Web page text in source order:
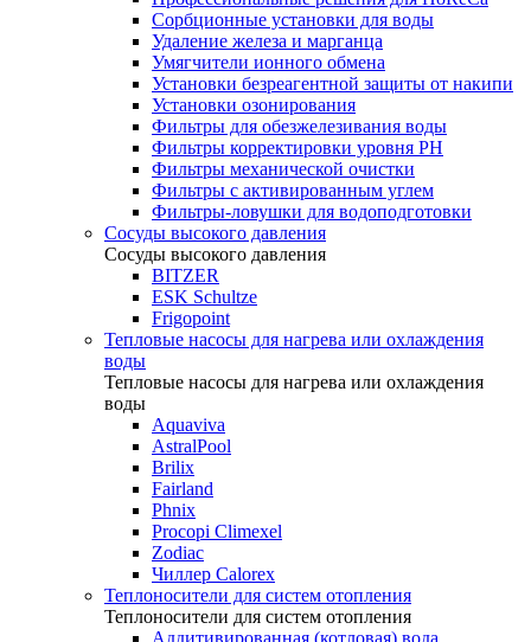
Сорбционные установки для воды
Удаление железа и марганца
Умягчители ионного обмена
Установки безреагентной защиты от накипи
Установки озонирования
Фильтры для обезжелезивания воды
Фильтры корректировки уровня PH
Фильтры механической очистки
Фильтры с активированным углем
Фильтры-ловушки для водоподготовки
Сосуды высокого давления
Сосуды высокого давления
BITZER
ESK Schultze
Frigopoint
Тепловые насосы для нагрева или охлаждения
воды
Тепловые насосы для нагрева или охлаждения
воды
Aquaviva
AstralPool
Brilix
Fairland
Phnix
Procopi Climexel
Zodiac
Чиллер Calorex
Теплоносители для систем отопления
Теплоносители для систем отопления
Аддитивированная (котловая) вода